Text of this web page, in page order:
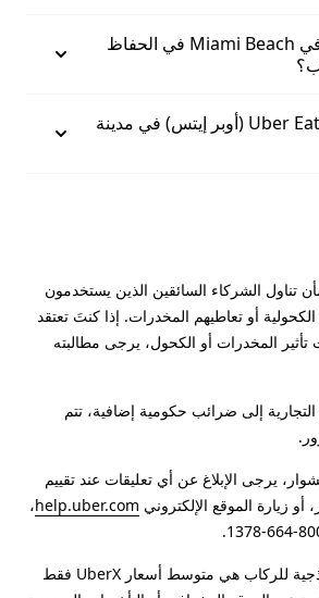
كيف تساعد أوبر في Miami Beach في الحفاظ
هل تتوفر خدمة Uber Eats (أوبر إيتس) في مدينة
تناول الشركاء السائقين الذين يستخدمون
أو تعاطيهم المخدرات. إذا كنتَ تعتقد
المخدرات أو الكحول، يرجى مطالبته
إلى ضرائب حكومية إضافية، تتم
يرجى الإبلاغ عن أي تعليقات عند تقييم
زيارة الموقع الإلكتروني help.uber.com،
*أسعار المشاوير النموذجية للركاب هي متوسط أسعار UberX فقط